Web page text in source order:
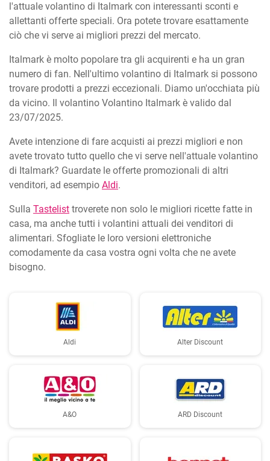
l'attuale volantino di Italmark con interessanti sconti e
allettanti offerte speciali. Ora potete trovare esattamente
ciò che vi serve ai migliori prezzi del mercato.
Italmark è molto popolare tra gli acquirenti e ha un gran
numero di fan. Nell'ultimo volantino di Italmark si possono
trovare prodotti a prezzi eccezionali. Diamo un'occhiata più
da vicino. Il volantino Volantino Italmark è valido dal
23/07/2025.
Avete intenzione di fare acquisti ai prezzi migliori e non
avete trovato tutto quello che vi serve nell'attuale volantino
di Italmark? Guardate le offerte promozionali di altri
venditori, ad esempio Aldi.
Sulla Tastelist troverete non solo le migliori ricette fatte in
casa, ma anche tutti i volantini attuali dei venditori di
alimentari. Sfogliate le loro versioni elettroniche
comodamente da casa vostra ogni volta che ne avete
bisogno.
Aldi Alter Discount
A&O ARD Discount